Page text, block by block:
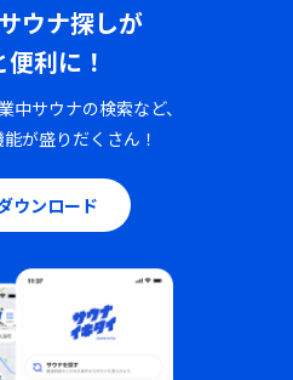
ウナ探しが
利に！
中サウナの検索など、
が盛りだくさん！
ウンロード